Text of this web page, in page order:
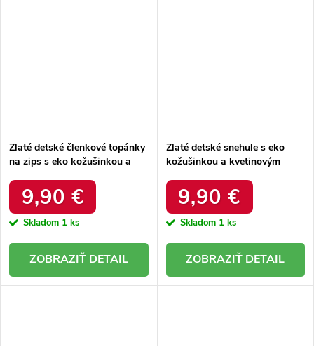
Zlaté detské členkové topánky
na zips s eko kožušinkou a
1613-E CHAMPAGNE
9,90 €
Skladom 1 ks
DETAIL
Zlaté detské snehule s eko
kožušinkou a kvetinovým
20229-H CHAMPAGNE
9,90 €
Skladom 1 ks
DETAIL